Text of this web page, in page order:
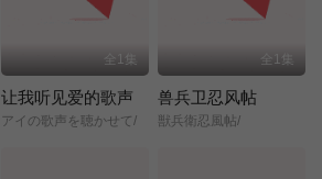
全1集
让我听见爱的歌声
アイの歌声を聴かせて/
全1集
兽兵卫忍风帖
獣兵衛忍風帖/